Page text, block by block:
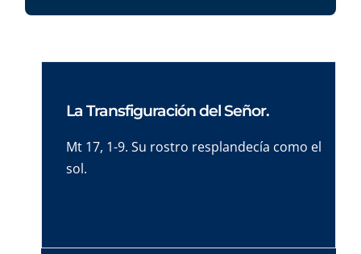
La Transfiguración del Señor.
Mt 17, 1-9. Su rostro resplandecía como el
sol.